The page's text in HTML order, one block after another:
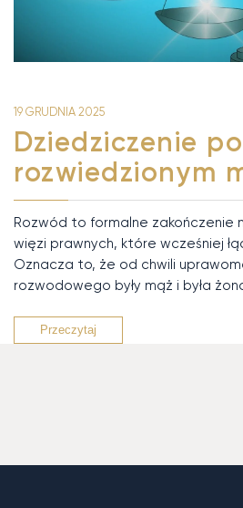
19 GRUDNIA 2025
Dziedziczenie po
rozwiedzionym
Rozwód to formalne zakończenie
więzi prawnych, które wcześniej
Oznacza to, że od chwili
rozwodowego były mąż i była
Przeczytaj